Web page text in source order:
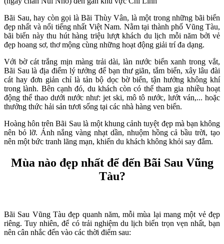
Bãi Sau, hay còn gọi là Bãi Thùy Vân, là một trong những bãi biển
đẹp nhất và nổi tiếng nhất Việt Nam. Nằm tại thành phố Vũng Tàu,
bãi biển này thu hút hàng triệu lượt khách du lịch mỗi năm bởi vẻ
đẹp hoang sơ, thơ mộng cùng những hoạt động giải trí đa dạng.
Với bờ cát trắng mịn màng trải dài, làn nước biển xanh trong vắt,
Bãi Sau là địa điểm lý tưởng để bạn thư giãn, tắm biển, xây lâu đài
cát hay đơn giản chỉ là tản bộ dọc bờ biển, tận hưởng không khí
trong lành. Bên cạnh đó, du khách còn có thể tham gia nhiều hoạt
động thể thao dưới nước như: jet ski, mô tô nước, lướt ván,... hoặc
thưởng thức hải sản tươi sống tại các nhà hàng ven biển.
Hoàng hôn trên Bãi Sau là một khung cảnh tuyệt đẹp mà bạn không
nên bỏ lỡ. Ánh nắng vàng nhạt dần, nhuộm hồng cả bầu trời, tạo
nên một bức tranh lãng mạn, khiến du khách không khỏi say đắm.
Mùa nào đẹp nhất để đến Bãi Sau Vũng
Tàu?
Bãi Sau Vũng Tàu đẹp quanh năm, mỗi mùa lại mang một vẻ đẹp
riêng. Tuy nhiên, để có trải nghiệm du lịch biển trọn vẹn nhất, bạn
nên cân nhắc đến vào các thời điểm sau: